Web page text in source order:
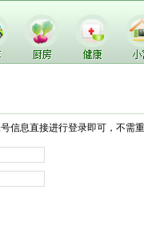
信息直接进行登录即可，不需